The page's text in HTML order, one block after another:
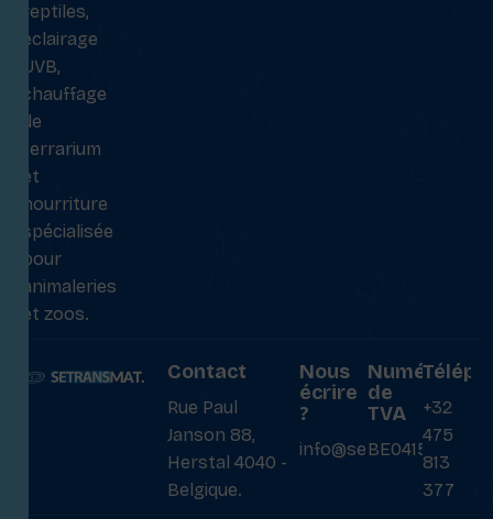
reptiles,
éclairage
UVB,
chauffage
de
terrarium
et
nourriture
spécialisée
pour
animaleries
et zoos.
Contact
Rue Paul
Janson 88,
Herstal 4040 -
Belgique.
Nous
écrire
?
info@setransmat.com
Numéro
de
TVA
BE0415027069
+32
475
813
377